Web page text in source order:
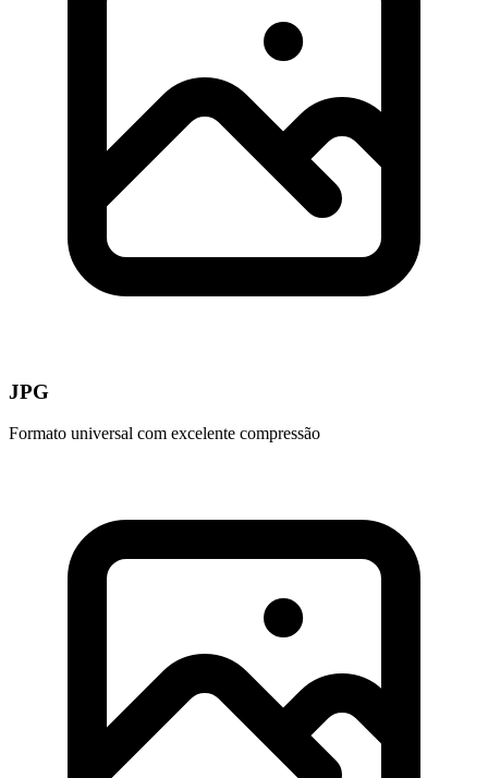
JPG
Formato universal com excelente compressão